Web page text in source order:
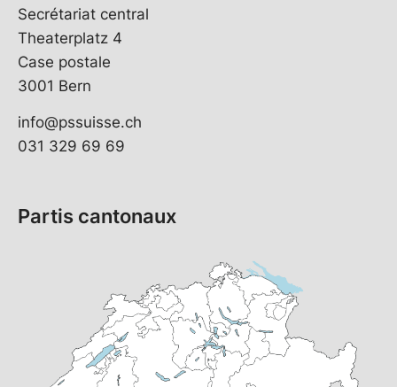
Secrétariat central
Theaterplatz 4
Case postale
3001 Bern
info@pssuisse.ch
031 329 69 69
Partis cantonaux